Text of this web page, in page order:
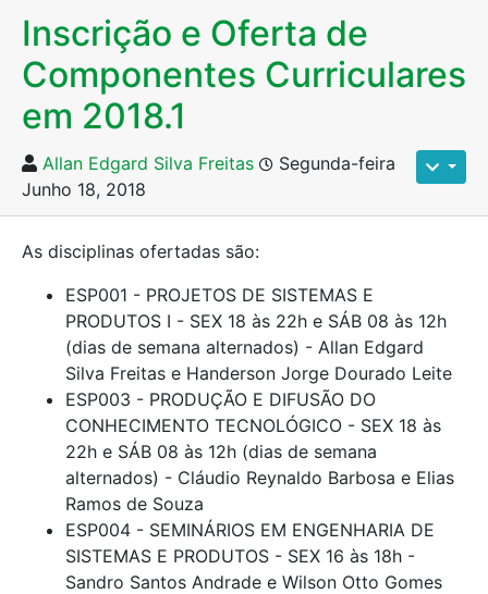
Inscrição e Oferta de
Componentes Curriculares
em 2018.1
Allan Edgard Silva Freitas
Segunda-feira
Junho 18, 2018
As disciplinas ofertadas são:
ESP001 - PROJETOS DE SISTEMAS E
PRODUTOS I - SEX 18 às 22h e SÁB 08 às 12h
(dias de semana alternados) - Allan Edgard
Silva Freitas e Handerson Jorge Dourado Leite
ESP003 - PRODUÇÃO E DIFUSÃO DO
CONHECIMENTO TECNOLÓGICO - SEX 18 às
22h e SÁB 08 às 12h (dias de semana
alternados) - Cláudio Reynaldo Barbosa e Elias
Ramos de Souza
ESP004 - SEMINÁRIOS EM ENGENHARIA DE
SISTEMAS E PRODUTOS - SEX 16 às 18h -
Sandro Santos Andrade e Wilson Otto Gomes